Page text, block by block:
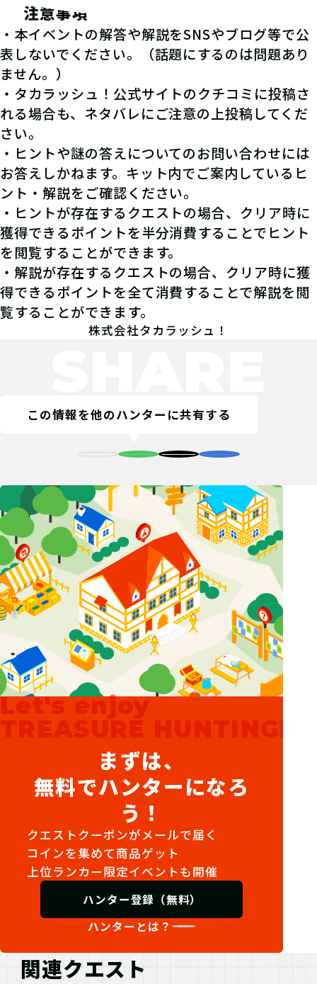
注意事項
・本イベントの解答や解説をSNSやブログ等で公
表しないでください。（話題にするのは問題あり
ません。）
・タカラッシュ！公式サイトのクチコミに投稿さ
れる場合も、ネタバレにご注意の上投稿してくだ
さい。
・ヒントや謎の答えについてのお問い合わせには
お答えしかねます。キット内でご案内しているヒ
ント・解説をご確認ください。
・ヒントが存在するクエストの場合、クリア時に
獲得できるポイントを半分消費することでヒント
を閲覧することができます。
・解説が存在するクエストの場合、クリア時に獲
得できるポイントを全て消費することで解説を閲
覧することができます。
株式会社タカラッシュ！
この情報を他のハンターに共有する
Let's enjoy
TREASURE HUNTING!
まずは、
無料でハンターになろ
う！
クエストクーポンがメールで届く
コインを集めて商品ゲット
上位ランカー限定イベントも開催
ハンター登録（無料）
ハンターとは？
関連クエスト